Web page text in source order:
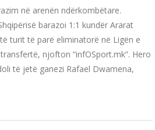
në arenën ndërkombëtare.
barazoi 1:1 kundër Ararat
turit të parë eliminatorë në Ligën e
njofton “infOSport.mk”. Hero
të jetë ganezi Rafael Dwamena,